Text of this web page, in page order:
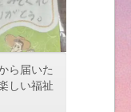
ら届いた
しい福祉